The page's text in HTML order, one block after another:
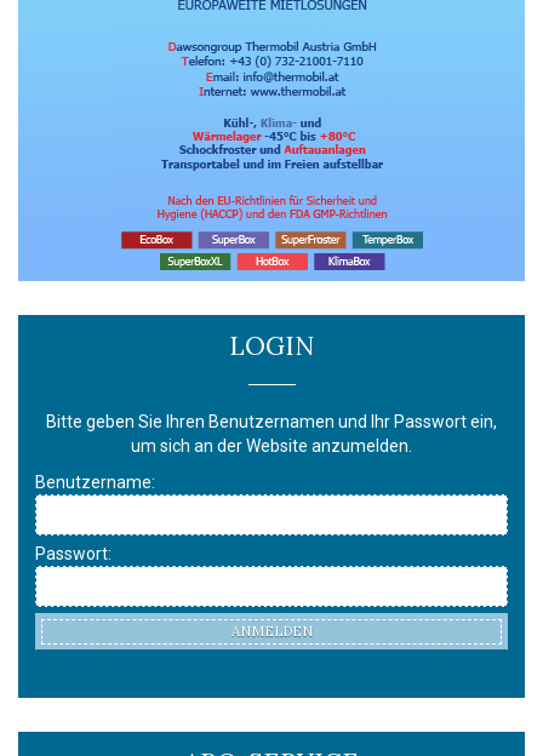
LOGIN
Bitte geben Sie Ihren Benutzernamen und Ihr Passwort ein,
um sich an der Website anzumelden.
Benutzername:
Passwort:
ANMELDEN